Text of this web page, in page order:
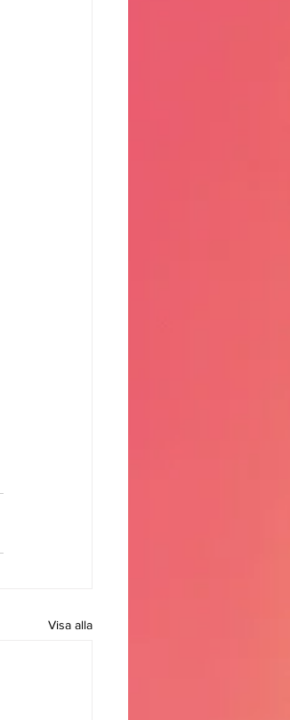
Visa alla